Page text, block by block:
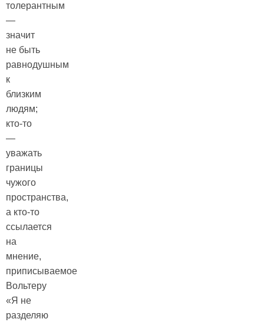
толерантным
—
значит
не быть
равнодушным
к
близким
людям;
кто-то
—
уважать
границы
чужого
пространства,
а кто-то
ссылается
на
мнение,
приписываемое
Вольтеру
«Я не
разделяю